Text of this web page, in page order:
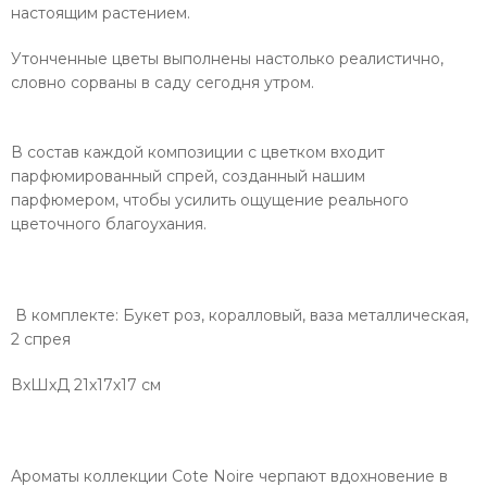
настоящим растением.
Утонченные цветы выполнены настолько реалистично,
словно сорваны в саду сегодня утром.
В состав каждой композиции с цветком входит
парфюмированный спрей, созданный нашим
парфюмером, чтобы усилить ощущение реального
цветочного благоухания.
В комплекте: Букет роз, коралловый, ваза металлическая,
2 спрея
ВхШхД 21х17х17 см
Ароматы коллекции Cote Noire черпают вдохновение в